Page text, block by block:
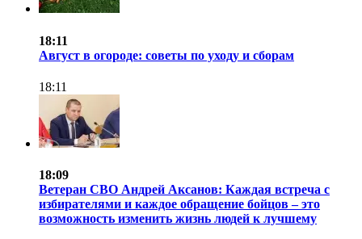
18:11
Август в огороде: советы по уходу и сборам
18:11
18:09
Ветеран СВО Андрей Аксанов: Каждая встреча с
избирателями и каждое обращение бойцов – это
возможность изменить жизнь людей к лучшему